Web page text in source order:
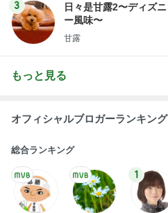
3
日々是甘露2〜ディズニ
ー風味〜
甘露
もっと見る
オフィシャルブロガーランキング
総合ランキング
1